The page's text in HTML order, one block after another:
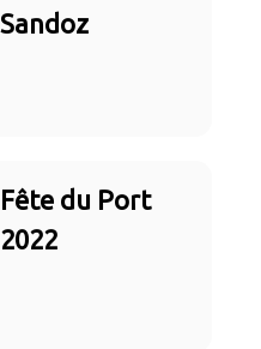
Sandoz
Fête du Port
2022